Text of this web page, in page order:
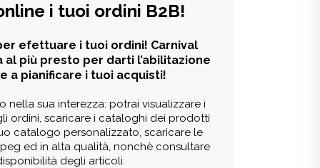
i tuoi ordini B2B!
efettuare i tuoi ordini! Carnival
più presto per darti l’abilitazione
a pianificare i tuoi acquisti!
nella sua interezza: potrai visualizzare i
ordini, scaricare i cataloghi dei prodotti
catalogo personalizzato, scaricare le
ed in alta qualità, nonchè consultare
degli articoli.